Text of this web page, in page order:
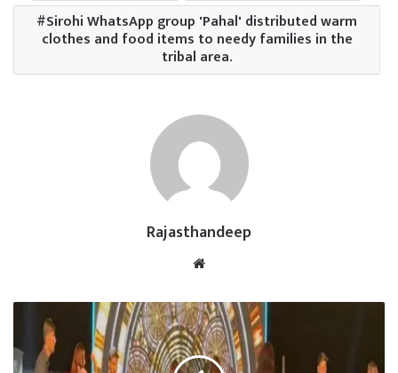
Sirohi WhatsApp group 'Pahal' distributed warm
clothes and food items to needy families in the
tribal area.
Rajasthandeep